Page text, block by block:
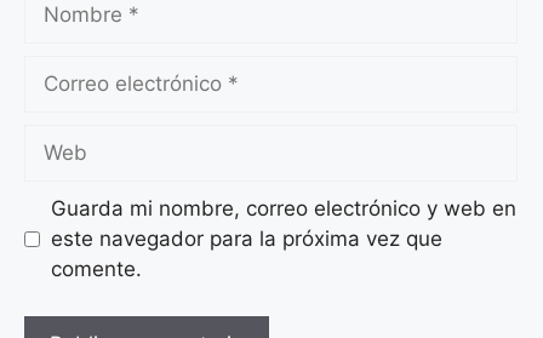
Correo
Web
Guarda mi nombre, correo electrónico y web en
este navegador para la próxima vez que
comente.